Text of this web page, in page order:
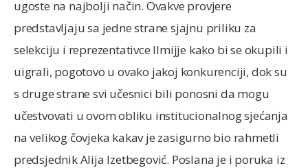
ugoste na najbolji način. Ovakve provjere
predstavljaju sa jedne strane sjajnu priliku za
selekciju i reprezentativce Ilmijje kako bi se okupili i
uigrali, pogotovo u ovako jakoj konkurenciji, dok su
s druge strane svi učesnici bili ponosni da mogu
učestvovati u ovom obliku institucionalnog sjećanja
na velikog čovjeka kakav je zasigurno bio rahmetli
predsjednik Alija Izetbegović. Poslana je i poruka iz